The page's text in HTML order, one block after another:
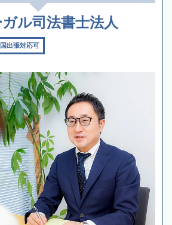
ル司法書士法人
出張対応可